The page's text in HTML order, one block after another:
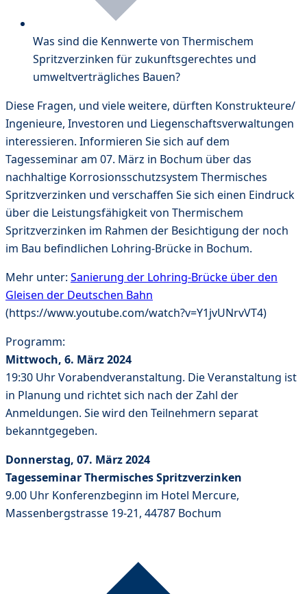
Was sind die Kennwerte von Thermischem
Spritzverzinken für zukunftsgerechtes und
umweltverträgliches Bauen?
Diese Fragen, und viele weitere, dürften Konstrukteure/
Ingenieure, Investoren und Liegenschaftsverwaltungen
interessieren. Informieren Sie sich auf dem
Tagesseminar am 07. März in Bochum über das
nachhaltige Korrosionsschutzsystem Thermisches
Spritzverzinken und verschaffen Sie sich einen Eindruck
über die Leistungsfähigkeit von Thermischem
Spritzverzinken im Rahmen der Besichtigung der noch
im Bau befindlichen Lohring-Brücke in Bochum.
Mehr unter: Sanierung der Lohring-Brücke über den
Gleisen der Deutschen Bahn
(https://www.youtube.com/watch?v=Y1jvUNrvVT4)
Programm:
Mittwoch, 6. März 2024
19:30 Uhr Vorabendveranstaltung. Die Veranstaltung ist
in Planung und richtet sich nach der Zahl der
Anmeldungen. Sie wird den Teilnehmern separat
bekanntgegeben.
Donnerstag, 07. März 2024
Tagesseminar Thermisches Spritzverzinken
9.00 Uhr Konferenzbeginn im Hotel Mercure,
Massenbergstrasse 19-21, 44787 Bochum